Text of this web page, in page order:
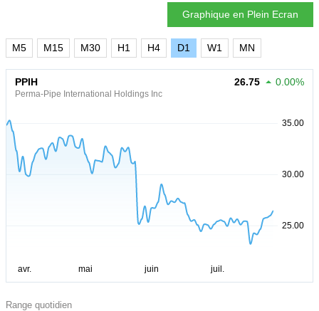
Graphique en Plein Ecran
M5 M15 M30 H1 H4 D1 W1 MN
PPIH
Perma-Pipe International Holdings Inc
26.75 0.00%
Range quotidien